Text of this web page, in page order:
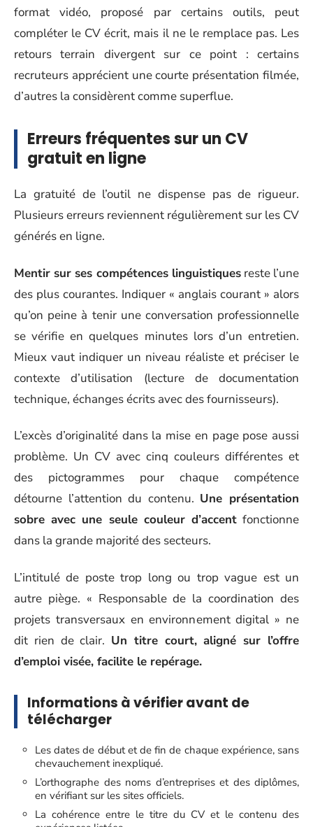
format vidéo, proposé par certains outils, peut
compléter le CV écrit, mais il ne le remplace pas. Les
retours terrain divergent sur ce point : certains
recruteurs apprécient une courte présentation filmée,
d’autres la considèrent comme superflue.
Erreurs fréquentes sur un CV
gratuit en ligne
La gratuité de l’outil ne dispense pas de rigueur.
Plusieurs erreurs reviennent régulièrement sur les CV
générés en ligne.
Mentir sur ses compétences linguistiquesreste l’une
des plus courantes. Indiquer « anglais courant » alors
qu’on peine à tenir une conversation professionnelle
se vérifie en quelques minutes lors d’un entretien.
Mieux vaut indiquer un niveau réaliste et préciser le
contexte d’utilisation (lecture de documentation
technique, échanges écrits avec des fournisseurs).
L’excès d’originalité dans la mise en page pose aussi
problème. Un CV avec cinq couleurs différentes et
des pictogrammes pour chaque compétence
détourne l’attention du contenu. Une présentation
sobre avec une seule couleur d’accentfonctionne
dans la grande majorité des secteurs.
L’intitulé de poste trop long ou trop vague est un
autre piège. « Responsable de la coordination des
projets transversaux en environnement digital » ne
dit rien de clair. Un titre court, aligné sur l’offre
d’emploi visée, facilite le repérage.
Informations à vérifier avant de
télécharger
Les dates de début et de fin de chaque expérience, sans
chevauchement inexpliqué.
L’orthographe des noms d’entreprises et des diplômes,
en vérifiant sur les sites officiels.
La cohérence entre le titre du CV et le contenu des